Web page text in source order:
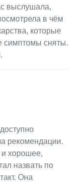
выслушала,
в чём
которые
симптомы сняты.
рекомендации.
хорошее,
назвать по
Она